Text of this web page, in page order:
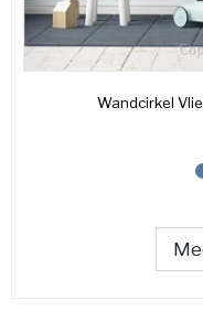
Wandcirkel